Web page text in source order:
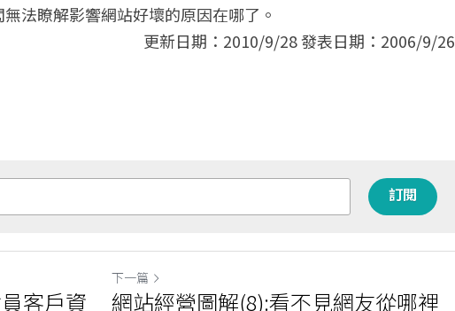
法瞭解影響網站好壞的原因在哪了。
更新日期：2010/9/28 發表日期：2006/9/26
訂閱
客戶資
下一篇
網站經營圖解(8):看不見網友從哪裡